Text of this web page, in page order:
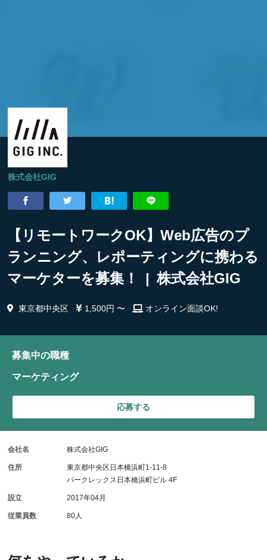
株式会社GIG
【リモートワークOK】Web広告のプ
ランニング、レポーティングに携わる
マーケターを募集！ | 株式会社GIG
東京都中央区 1,500円 〜 オンライン面談OK!
募集中の職種
マーケティング
応募する
会社名 株式会社GIG
住所
東京都中央区日本橋浜町1-11-8
パークレックス日本橋浜町ビル 4F
設立 2017年04月
従業員数 80人